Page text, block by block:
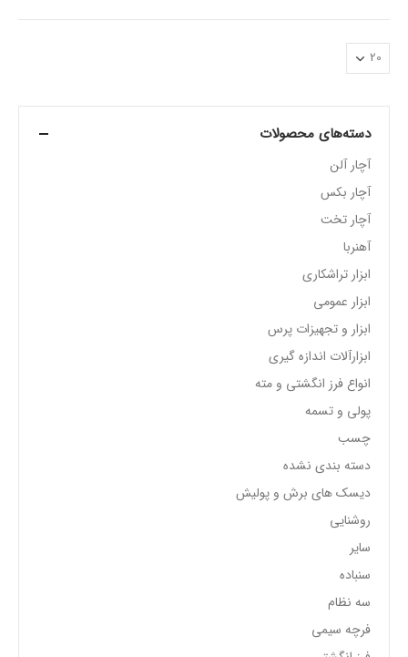
دسته‌های محصولات
آچار آلن
آچار بکس
آچار تخت
آهنربا
ابزار تراشکاری
ابزار عمومی
ابزار و تجهیزات پرس
ابزارآلات اندازه گیری
انواع فرز انگشتی و مته
پولی و تسمه
چسب
دسته بندی نشده
دیسک های برش و پولیش
روشنایی
سایر
سنباده
سه نظام
فرچه سیمی